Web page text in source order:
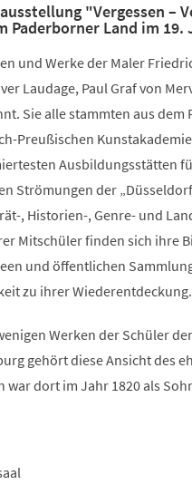
"Vergessen –
Paderborner Land im
und Werke der Maler
Laudage, Paul Graf von
Sie alle stammten aus
Preußischen
Ausbildungsstätten
Strömungen der
, Historien-, Genre- und
Mitschüler finden sich ihre
und öffentlichen
zu ihrer Wiederentdeckung.
Werken der Schüler
gehört diese Ansicht des
war dort im Jahr 1820 als